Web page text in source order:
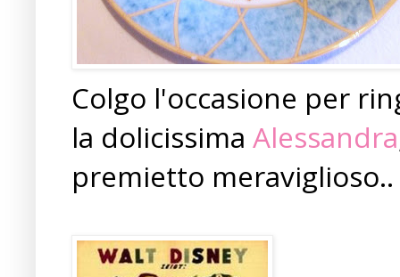
Colgo l'occasione per
la dolicissima Alessandra
premietto meraviglioso..